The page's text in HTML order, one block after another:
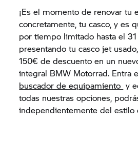
¡Es el momento de renovar tu
concretamente, tu casco, y es
por tiempo limitado hasta el
presentando tu casco jet
150€ de descuento en un
integral BMW Motorrad. Entra
buscador de equipamiento y
todas nuestras opciones,
independientemente del estilo